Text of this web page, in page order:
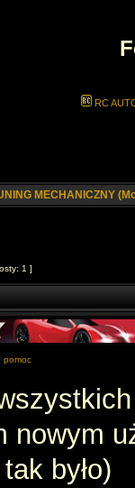
RC
MECHANICZNY
1 ]
pomoc
nowym
było)